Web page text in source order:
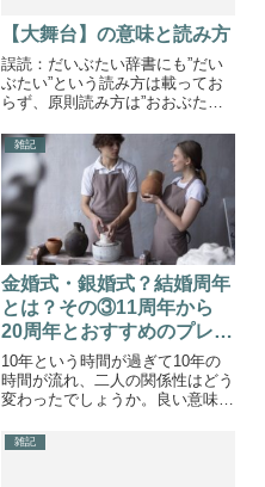
【大舞台】の意味と読み方
誤読：だいぶたい辞書にも”だい
ぶたい”という読み方は載ってお
らず、原則読み方は”おおぶた
送で”おおぶたい”と”だいぶた
い”を意味に合わせて使い合わせ
ていたこともあったようです。
（現在は”おおぶたい”に統一）読
み...
雑記
金婚式・銀婚式？結婚周年
とは？その③11周年から
20周年とおすすめのプレゼ
ントについて
10年という時間が過ぎて10年の
時間が流れ、二人の関係性はどう
変わったでしょうか。良い意味で
しょうか。時間というものは有限
雑記